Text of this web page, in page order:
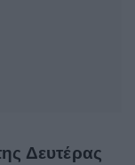
Δευτέρας